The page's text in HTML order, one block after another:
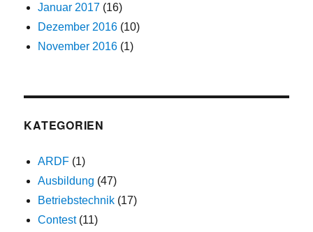
Januar 2017 (16)
Dezember 2016 (10)
November 2016 (1)
KATEGORIEN
ARDF (1)
Ausbildung (47)
Betriebstechnik (17)
Contest(11)